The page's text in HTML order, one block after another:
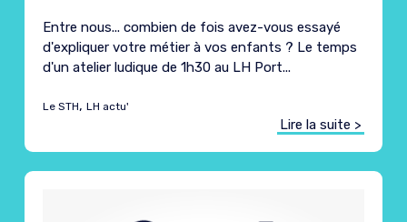
Entre nous... combien de fois avez-vous essayé
d'expliquer votre métier à vos enfants ? Le temps
d'un atelier ludique de 1h30 au LH Port...
Le STH, LH actu'
Lire la suite >